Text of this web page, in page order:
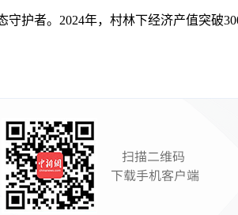
者。2024年，村林下经济产值突破